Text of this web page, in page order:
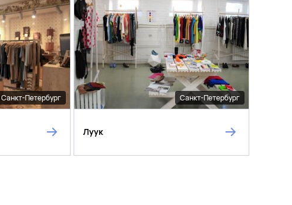
Санкт-Петербург Санкт-Петербург
Луук